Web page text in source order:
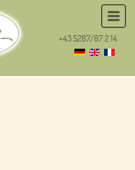
+43 5287/87 2 14